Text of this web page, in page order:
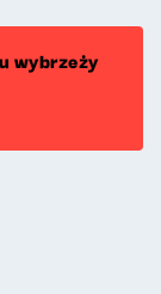
wybrzeży